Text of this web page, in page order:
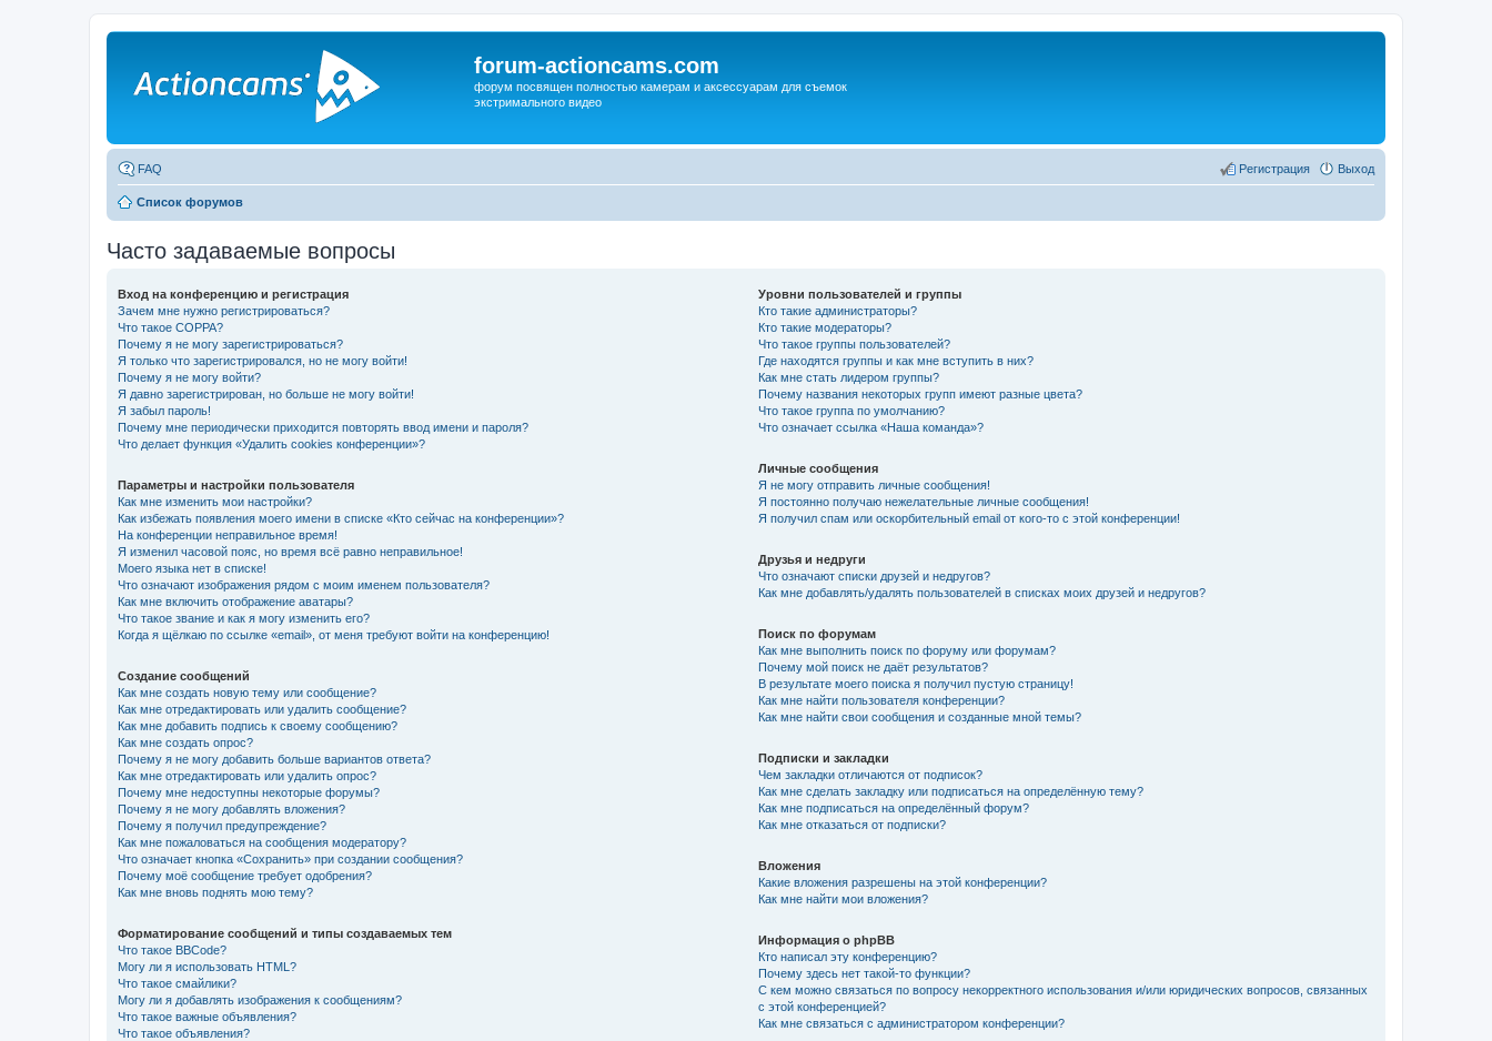
forum-actioncams.com
форум посвящен полностью камерам и аксессуарам для съемок
экстримального видео
FAQ Выход
Регистрация
Список форумов
Часто задаваемые вопросы
Вход на конференцию и регистрация
Зачем мне нужно регистрироваться?
Что такое COPPA?
Почему я не могу зарегистрироваться?
Я только что зарегистрировался, но не могу войти!
Почему я не могу войти?
Я давно зарегистрирован, но больше не могу войти!
Я забыл пароль!
Почему мне периодически приходится повторять ввод имени и пароля?
Что делает функция «Удалить cookies конференции»?
Параметры и настройки пользователя
Как мне изменить мои настройки?
Как избежать появления моего имени в списке «Кто сейчас на конференции»?
На конференции неправильное время!
Я изменил часовой пояс, но время всё равно неправильное!
Моего языка нет в списке!
Что означают изображения рядом с моим именем пользователя?
Как мне включить отображение аватары?
Что такое звание и как я могу изменить его?
Когда я щёлкаю по ссылке «email», от меня требуют войти на конференцию!
Создание сообщений
Как мне создать новую тему или сообщение?
Как мне отредактировать или удалить сообщение?
Как мне добавить подпись к своему сообщению?
Как мне создать опрос?
Почему я не могу добавить больше вариантов ответа?
Как мне отредактировать или удалить опрос?
Почему мне недоступны некоторые форумы?
Почему я не могу добавлять вложения?
Почему я получил предупреждение?
Как мне пожаловаться на сообщения модератору?
Что означает кнопка «Сохранить» при создании сообщения?
Почему моё сообщение требует одобрения?
Как мне вновь поднять мою тему?
Форматирование сообщений и типы создаваемых тем
Что такое BBCode?
Могу ли я использовать HTML?
Что такое смайлики?
Могу ли я добавлять изображения к сообщениям?
Что такое важные объявления?
Что такое объявления?
Уровни пользователей и группы
Кто такие администраторы?
Кто такие модераторы?
Что такое группы пользователей?
Где находятся группы и как мне вступить в них?
Как мне стать лидером группы?
Почему названия некоторых групп имеют разные цвета?
Что такое группа по умолчанию?
Что означает ссылка «Наша команда»?
Личные сообщения
Я не могу отправить личные сообщения!
Я постоянно получаю нежелательные личные сообщения!
Я получил спам или оскорбительный email от кого-то с этой конференции!
Друзья и недруги
Что означают списки друзей и недругов?
Как мне добавлять/удалять пользователей в списках моих друзей и недругов?
Поиск по форумам
Как мне выполнить поиск по форуму или форумам?
Почему мой поиск не даёт результатов?
В результате моего поиска я получил пустую страницу!
Как мне найти пользователя конференции?
Как мне найти свои сообщения и созданные мной темы?
Подписки и закладки
Чем закладки отличаются от подписок?
Как мне сделать закладку или подписаться на определённую тему?
Как мне подписаться на определённый форум?
Как мне отказаться от подписки?
Вложения
Какие вложения разрешены на этой конференции?
Как мне найти мои вложения?
Информация о phpBB
Кто написал эту конференцию?
Почему здесь нет такой-то функции?
С кем можно связаться по вопросу некорректного использования и/или юридических вопросов, связанных
с этой конференцией?
Как мне связаться с администратором конференции?